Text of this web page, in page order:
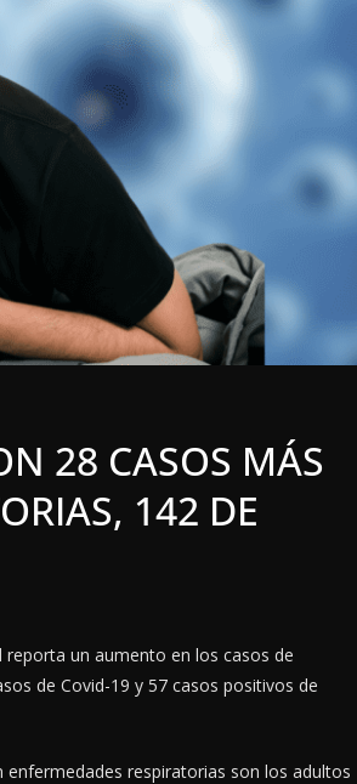
28 CASOS MÁS
142 DE
reporta un aumento en los casos de
de Covid-19 y 57 casos positivos de
respiratorias son los adultos
LOCALES OPINIÓN
5 agosto, 2026